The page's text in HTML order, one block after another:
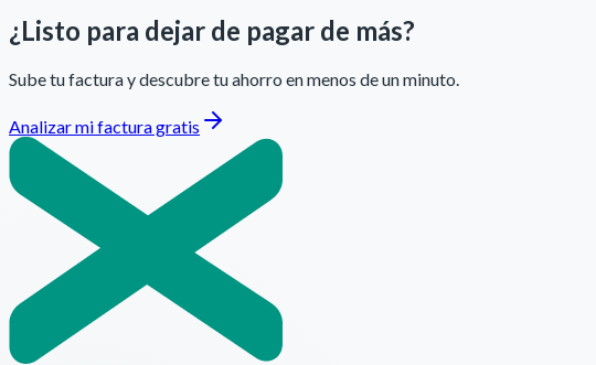
¿Listo para dejar de pagar de más?
Sube tu factura y descubre tu ahorro en menos de un minuto.
Analizar mi factura gratis